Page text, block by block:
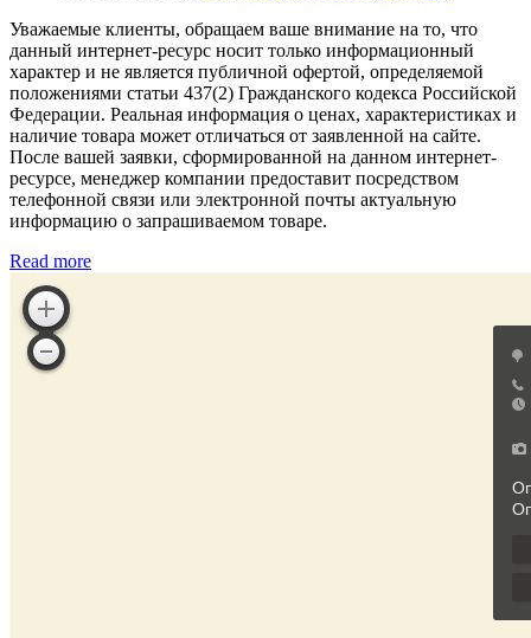
Уважаемые клиенты, обращаем ваше внимание на то, что
данный интернет-ресурс носит только информационный
характер и не является публичной офертой, определяемой
положениями статьи 437(2) Гражданского кодекса Российской
Федерации. Реальная информация о ценах, характеристиках и
наличие товара может отличаться от заявленной на сайте.
После вашей заявки, сформированной на данном интернет-
ресурсе, менеджер компании предоставит посредством
телефонной связи или электронной почты актуальную
информацию о запрашиваемом товаре.
Read more